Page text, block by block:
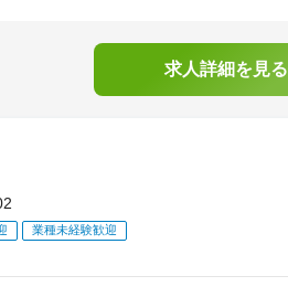
求人詳細を見る
業種未経験歓迎